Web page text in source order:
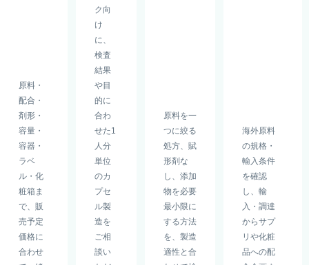
原料・
配合・
剤形・
容量・
容器・
ラベ
ル・化
粧箱ま
で、販
売予定
価格に
合わせ
ク向
け
に、
検査
結果
や目
的に
合わ
せた1
人分
単位
のカ
プセ
ル製
造を
ご相
談い
原料を一
つに絞る
処方、賦
形剤な
し、添加
物を必要
最小限に
する方法
を、製造
適性と合
海外原料
の規格・
輸入条件
を確認
し、輸
入・調達
からサプ
リや化粧
品への配